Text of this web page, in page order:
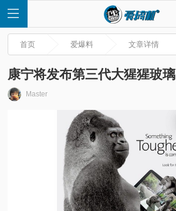
首页 爱爆料 文章详情
康宁将发布第三代大猩猩玻璃
Master